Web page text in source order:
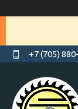
+7 (705)